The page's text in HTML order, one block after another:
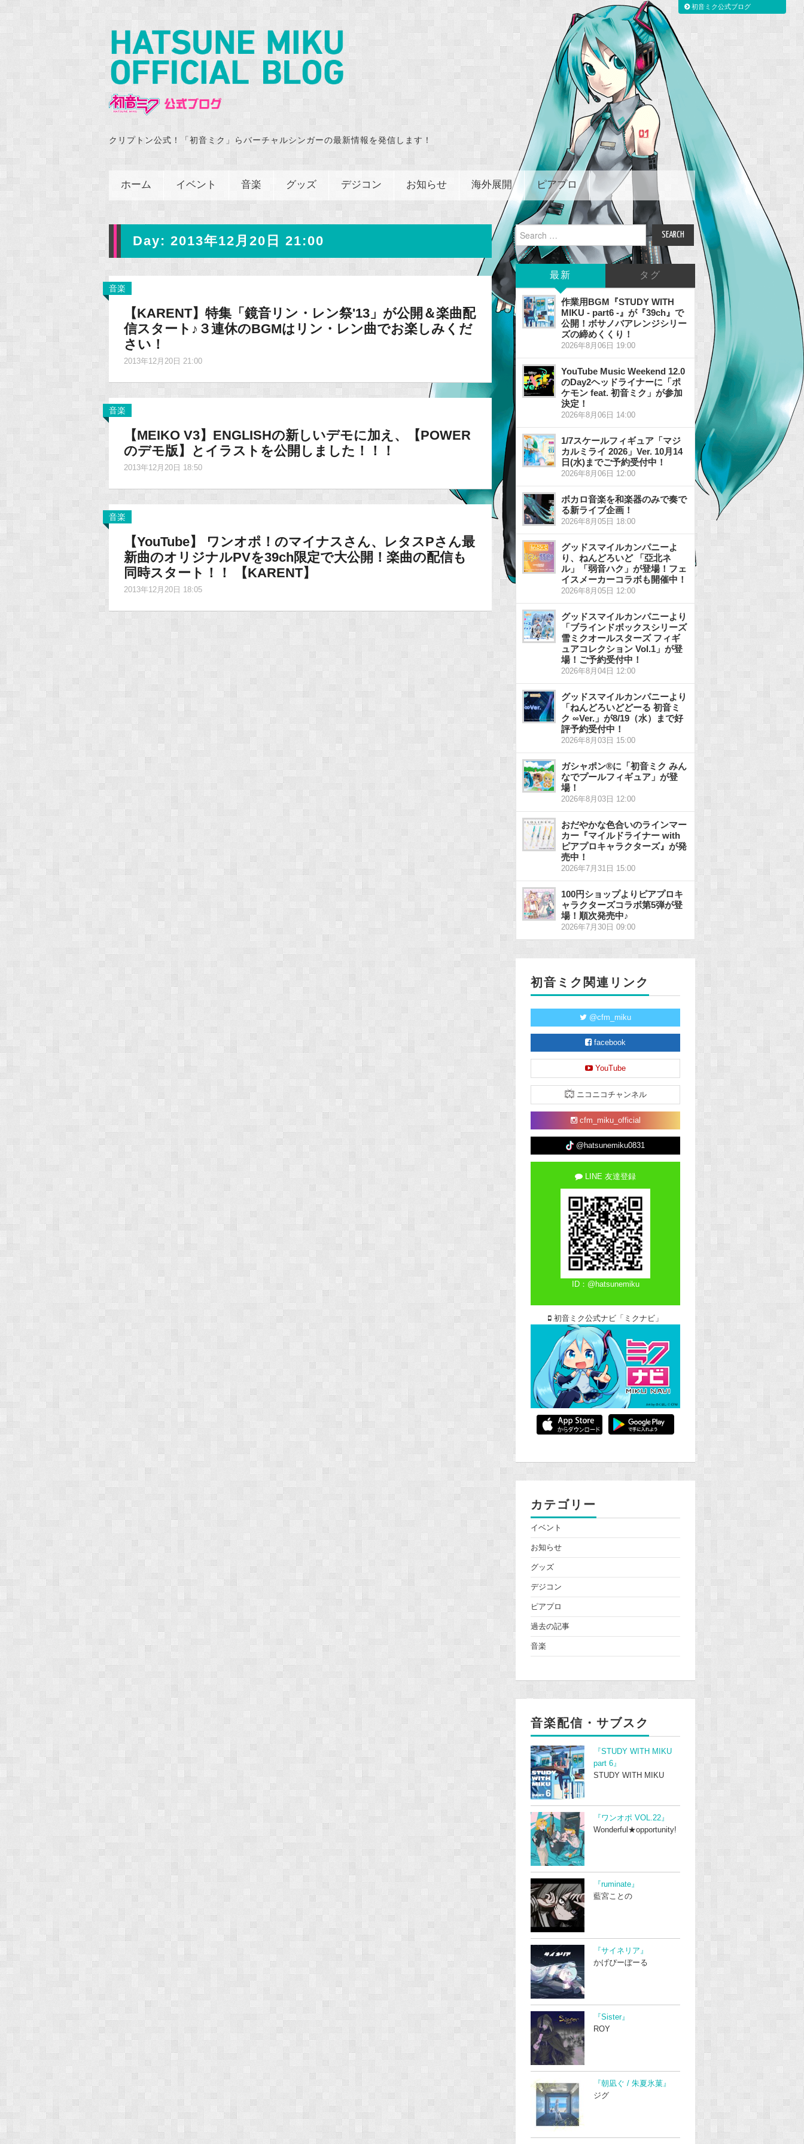
クリプトン公式！「初音ミク」らバーチャルシンガーの最新情報を発信します！
ホーム イベント 音楽 グッズ デジコン お知らせ 海外展開 ピアプロ
Day: 2013年12月20日 21:00
音楽
【KARENT】特集「鏡音リン・レン祭'13」が公開＆楽曲配
信スタート♪３連休のBGMはリン・レン曲でお楽しみくだ
さい！
2013年12月20日 21:00
音楽
【MEIKO V3】ENGLISHの新しいデモに加え、【POWER
のデモ版】とイラストを公開しました！！！
2013年12月20日 18:50
音楽
【YouTube】 ワンオポ！のマイナスさん、レタスPさん最
新曲のオリジナルPVを39ch限定で大公開！楽曲の配信も
同時スタート！！ 【KARENT】
2013年12月20日 18:05
Search
for:
最新 タグ
作業用BGM『STUDY WITH
MIKU - part6 -』が『39ch』で
公開！ボサノバアレンジシリー
ズの締めくくり！
2026年8月06日 19:00
YouTube Music Weekend 12.0
のDay2ヘッドライナーに「ポ
ケモン feat. 初音ミク」が参加
決定！
2026年8月06日 14:00
1/7スケールフィギュア「マジ
カルミライ 2026」Ver. 10月14
日(水)までご予約受付中！
2026年8月06日 12:00
ボカロ音楽を和楽器のみで奏で
る新ライブ企画！
2026年8月05日 18:00
グッドスマイルカンパニーよ
り、ねんどろいど 「亞北ネ
ル」「弱音ハク」が登場！フェ
イスメーカーコラボも開催中！
2026年8月05日 12:00
グッドスマイルカンパニーより
「ブラインドボックスシリーズ
雪ミクオールスターズ フィギ
ュアコレクション Vol.1」が登
場！ご予約受付中！
2026年8月04日 12:00
グッドスマイルカンパニーより
「ねんどろいどどーる 初音ミ
ク ∞Ver.」が8/19（水）まで好
評予約受付中！
2026年8月03日 15:00
ガシャポン®に「初音ミク みん
なでプールフィギュア」が登
場！
2026年8月03日 12:00
おだやかな色合いのラインマー
カー『マイルドライナー with
ピアプロキャラクターズ』が発
売中！
2026年7月31日 15:00
100円ショップよりピアプロキ
ャラクターズコラボ第5弾が登
場！順次発売中♪
2026年7月30日 09:00
初音ミク関連リンク
@cfm_miku
facebook
YouTube
ニコニコチャンネル
cfm_miku_official
@hatsunemiku0831
LINE 友達登録
ID：@hatsunemiku
初音ミク公式ナビ「ミクナビ」
カテゴリー
イベント
お知らせ
グッズ
デジコン
ピアプロ
過去の記事
音楽
音楽配信・サブスク
『STUDY WITH MIKU
part 6』
STUDY WITH MIKU
『ワンオポ VOL.22』
Wonderful★opportunity!
『ruminate』
藍宮ことの
『サイネリア』
かげぴーぼーる
『Sister』
ROY
『朝凪ぐ / 朱夏氷菓』
ジグ
初音ミク公式ブログ